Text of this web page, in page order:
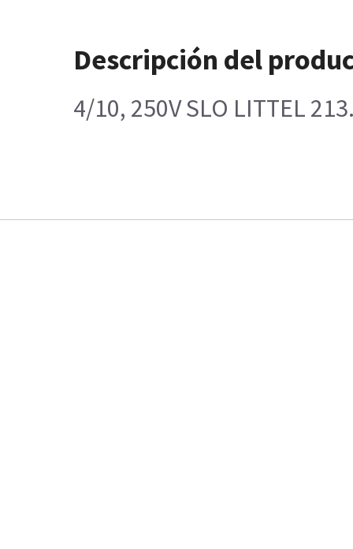
Descripción del
4/10, 250V SLO LITTEL